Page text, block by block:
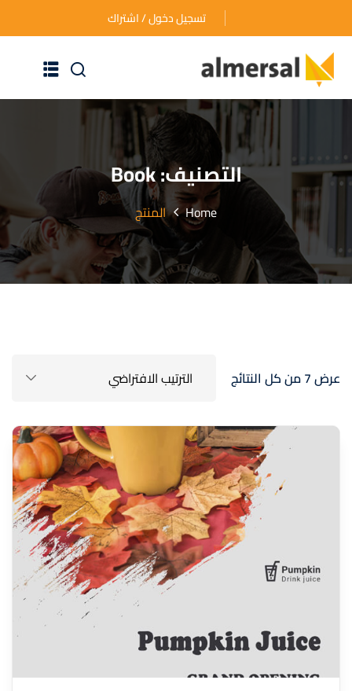
تسجيل دخول / اشتراك
الرئيسية
عن الأكاديمية
دوراتنا التدريبية
الأسئلة المتكررة
اتصل بنا
التصنيف:Book
Home المنتج
عرض ⁦7⁩ من كل النتائج